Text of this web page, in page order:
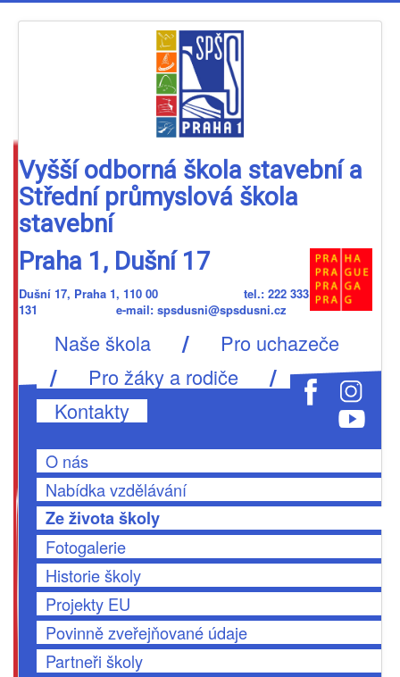
Vyšší odborná škola stavební a
Střední průmyslová škola
stavební
Praha 1, Dušní 17
Dušní 17, Praha 1, 110 00 tel.: 222 333
131 e-mail: spsdusni@spsdusni.cz
Naše škola / Pro uchazeče
/ Pro žáky a rodiče /
Kontakty
O nás
Nabídka vzdělávání
Ze života školy
Fotogalerie
Historie školy
Projekty EU
Povinně zveřejňované údaje
Partneři školy